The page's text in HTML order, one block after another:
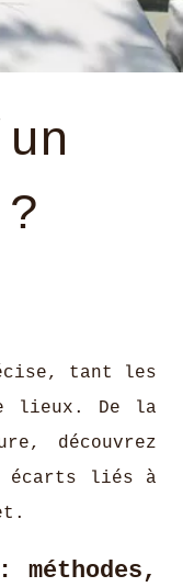
tant les
lieux. De la
découvrez
écarts liés à